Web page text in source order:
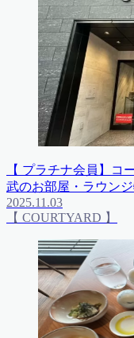
【 プラチナ会員】コ
武のお部屋・ラウン
2025.11.03
【 COURTYARD 】